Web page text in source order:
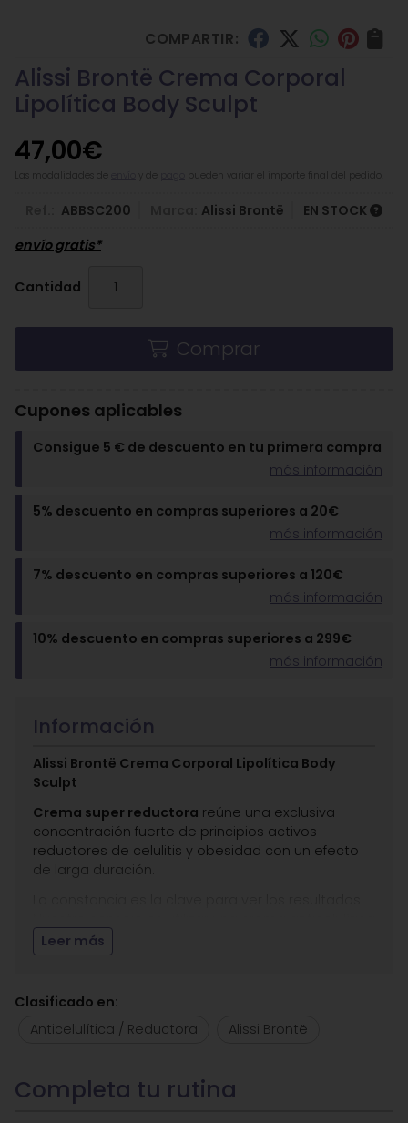
COMPARTIR:
Alissi Brontë Crema Corporal
Lipolítica Body Sculpt
47,00€
pueden variar el importe final del pedido.
ABBSC200 Alissi Brontë
EN STOCK
envío gratis*
Cantidad
Comprar
Cupones aplicables
Consigue 5 € de descuento en tu primera compra
más información
5% descuento en compras superiores a 20€
más información
7% descuento en compras superiores a 120€
más información
10% descuento en compras superiores a 299€
más información
Información
Alissi Brontë Crema Corporal Lipolítica Body
Sculpt
Crema super reductora reúne una exclusiva
concentración fuerte de principios activos
reductores de celulitis y obesidad con un efecto
de larga duración.
durante todo el año. Además, un buen aliado es el
ejercicio, montar en bicicleta, caminar o correr no
mejorar la firmeza y tersura de tu piel.
Para mejorar los resultados realiza masajes para
Entre susprincipios activosdestacamos:
Leer más
Clasificado en:
Anticelulítica / Reductora
Alissi Brontë